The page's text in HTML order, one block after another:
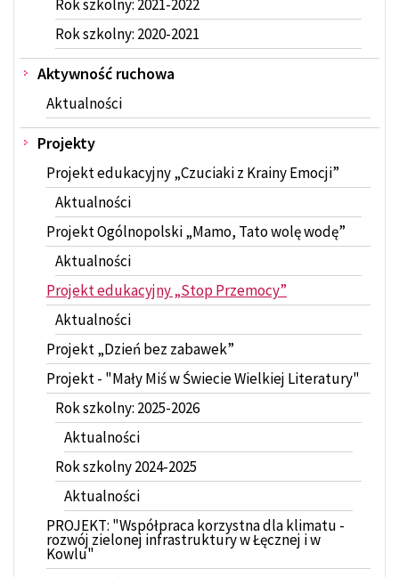
Rok szkolny: 2021-2022
Rok szkolny: 2020-2021
Aktywność ruchowa
Aktualności
Projekty
Projekt edukacyjny „Czuciaki z Krainy Emocji”
Aktualności
Projekt Ogólnopolski „Mamo, Tato wolę wodę”
Aktualności
Projekt edukacyjny „Stop Przemocy”
Aktualności
Projekt „Dzień bez zabawek”
Projekt - "Mały Miś w Świecie Wielkiej Literatury"
Rok szkolny: 2025-2026
Aktualności
Rok szkolny 2024-2025
Aktualności
PROJEKT: "Współpraca korzystna dla klimatu -
rozwój zielonej infrastruktury w Łęcznej i w
Kowlu"